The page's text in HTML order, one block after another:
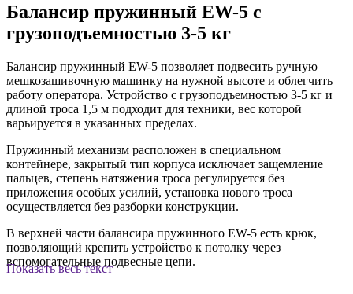
Балансир пружинный ЕW-5 с
грузоподъемностью 3-5 кг
Балансир пружинный ЕW-5 позволяет подвесить ручную
мешкозашивочную машинку на нужной высоте и облегчить
работу оператора. Устройство с грузоподъемностью 3-5 кг и
длиной троса 1,5 м подходит для техники, вес которой
варьируется в указанных пределах.
Показать весь текст
Пружинный механизм расположен в специальном
контейнере, закрытый тип корпуса исключает защемление
пальцев, степень натяжения троса регулируется без
приложения особых усилий, установка нового троса
осуществляется без разборки конструкции.
В верхней части балансира пружинного ЕW-5 есть крюк,
позволяющий крепить устройство к потолку через
вспомогательные подвесные цепи.